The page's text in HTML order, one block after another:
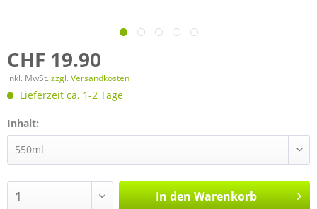
CHF 19.90
inkl. MwSt. zzgl. Versandkosten
Lieferzeit ca. 1-2 Tage
Inhalt:
In den Warenkorb